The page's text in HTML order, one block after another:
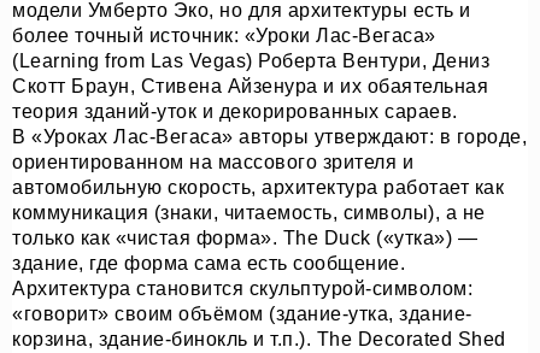
модели Умберто Эко, но для архитектуры есть и
более точный источник: «Уроки Лас-Вегаса»
(Learning from Las Vegas) Роберта Вентури, Дениз
Скотт Браун, Стивена Айзенура и их обаятельная
теория зданий-уток и декорированных сараев.
В «Уроках Лас-Вегаса» авторы утверждают: в городе,
ориентированном на массового зрителя и
автомобильную скорость, архитектура работает как
коммуникация (знаки, читаемость, символы), а не
только как «чистая форма». The Duck («утка») —
здание, где форма сама есть сообщение.
Архитектура становится скульптурой-символом:
«говорит» своим объёмом (здание-утка, здание-
корзина, здание-бинокль и т.п.). The Decorated Shed